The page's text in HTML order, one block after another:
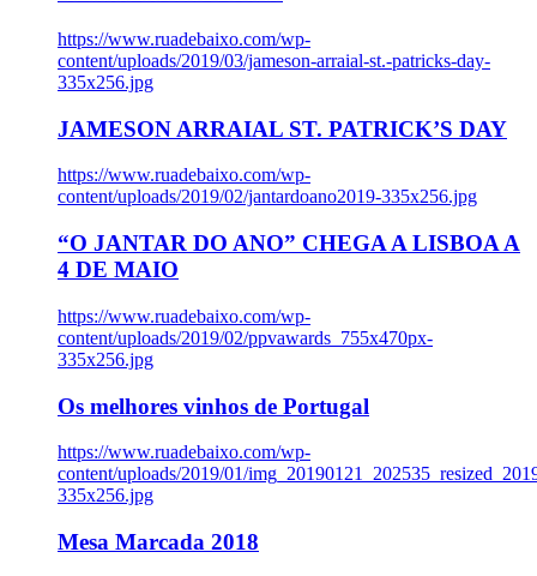
https://www.ruadebaixo.com/wp-
content/uploads/2019/03/jameson-arraial-st.-patricks-day-
335x256.jpg
JAMESON ARRAIAL ST. PATRICK’S DAY
https://www.ruadebaixo.com/wp-
content/uploads/2019/02/jantardoano2019-335x256.jpg
“O JANTAR DO ANO” CHEGA A LISBOA A
4 DE MAIO
https://www.ruadebaixo.com/wp-
content/uploads/2019/02/ppvawards_755x470px-
335x256.jpg
Os melhores vinhos de Portugal
https://www.ruadebaixo.com/wp-
content/uploads/2019/01/
335x256.jpg
Mesa Marcada 2018